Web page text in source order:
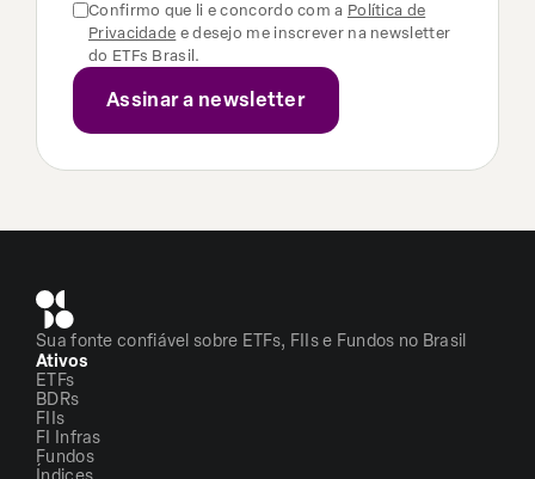
Confirmo que li e concordo com a Política de
Privacidade e desejo me inscrever na newsletter
do ETFs Brasil.
Sua fonte confiável sobre ETFs, FIIs e Fundos no Brasil
Ativos
ETFs
BDRs
FIIs
FI Infras
Fundos